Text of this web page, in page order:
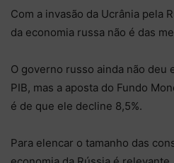
Com a invasão da Ucrânia pela
da economia russa não é das
O governo russo ainda não deu
PIB, mas a aposta do Fundo
é de que ele decline 8,5%.
Para elencar o tamanho das